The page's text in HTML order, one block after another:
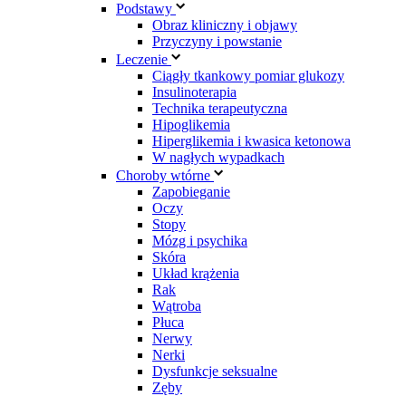
Podstawy
Obraz kliniczny i objawy
Przyczyny i powstanie
Leczenie
Ciągły tkankowy pomiar glukozy
Insulinoterapia
Technika terapeutyczna
Hipoglikemia
Hiperglikemia i kwasica ketonowa
W nagłych wypadkach
Choroby wtórne
Zapobieganie
Oczy
Stopy
Mózg i psychika
Skóra
Układ krążenia
Rak
Wątroba
Płuca
Nerwy
Nerki
Dysfunkcje seksualne
Zęby